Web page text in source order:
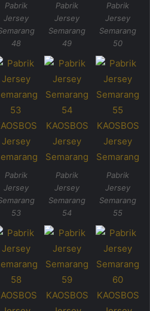
Pabrik
Jersey
48
Pabrik
Jersey
Semarang
49
Pabrik
Jersey
Semarang
50
Pabrik
Jersey
53
Pabrik
Jersey
Semarang
54
Pabrik
Jersey
Semarang
55